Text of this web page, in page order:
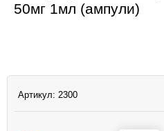
50мг 1мл (ампули)
Артикул: 2300